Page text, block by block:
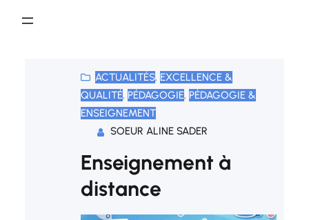
ACTUALITÉS, EXCELLENCE &
QUALITÉ, PÉDAGOGIE, PÉDAGOGIE &
ENSEIGNEMENT
SOEUR ALINE SADER
Enseignement à
distance